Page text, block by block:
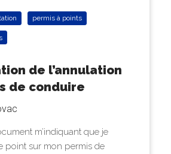
permis à points
de l’annulation
de conduire
m’indiquant que je
point sur mon permis de